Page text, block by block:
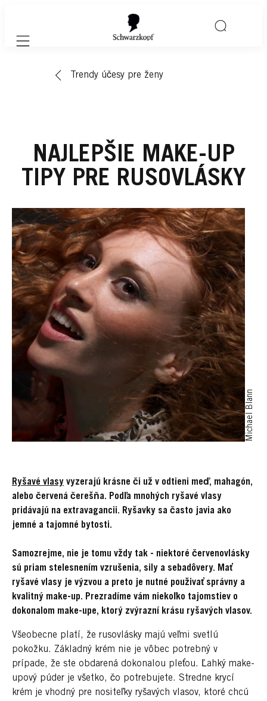
Mobile navigation
Trendy účesy pre ženy
NAJLEPŠIE MAKE-UP
TIPY PRE RUSOVLÁSKY
Michael Blann
Ryšavé vlasy vyzerajú krásne či už v odtieni meď, mahagón,
alebo červená čerešňa. Podľa mnohých ryšavé vlasy
pridávajú na extravagancii. Ryšavky sa často javia ako
jemné a tajomné bytosti.
Samozrejme, nie je tomu vždy tak - niektoré červenovlásky
sú priam stelesnením vzrušenia, sily a sebadôvery. Mať
ryšavé vlasy je výzvou a preto je nutné použivať správny a
kvalitný make-up. Prezradíme vám niekoľko tajomstiev o
dokonalom make-upe, ktorý zvýrazní krásu ryšavých vlasov.
Všeobecne platí, že rusovlásky majú veľmi svetlú
pokožku. Základný krém nie je vôbec potrebný v
prípade, že ste obdarená dokonalou pleťou. Ľahký make-
upový púder je všetko, čo potrebujete. Stredne krycí
krém je vhodný pre nositeľky ryšavých vlasov, ktoré chcú